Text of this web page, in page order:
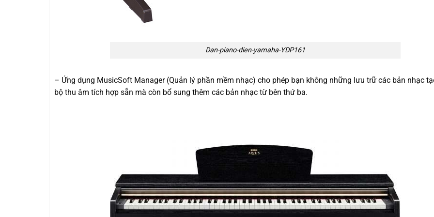
Dan-piano-dien-yamaha-YDP161
– Ứng dụng MusicSoft Manager (Quản lý phần mềm nhạc) cho phép bạn không những lưu trữ các bản nhạc
bộ thu âm tích hợp sẵn mà còn bổ sung thêm các bản nhạc từ bên thứ ba.